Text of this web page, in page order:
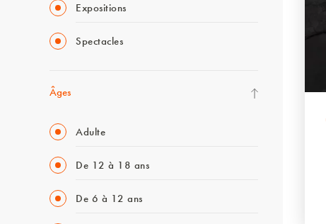
Expositions
Spectacles
Âges
Adulte
De 12 à 18 ans
De 6 à 12 ans